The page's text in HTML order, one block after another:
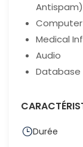
Antispam)
Computer
Medical
Audio
Database
Durée